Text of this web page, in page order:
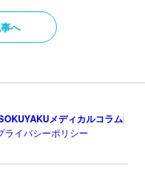
へ
メディカルコラム
ライバシーポリシー